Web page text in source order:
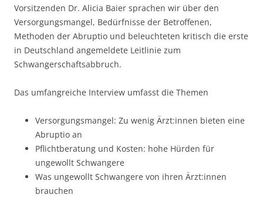
Vorsitzenden Dr. Alicia Baier sprachen wir über den
Versorgungsmangel, Bedürfnisse der Betroffenen,
Methoden der Abruptio und beleuchteten kritisch die erste
in Deutschland angemeldete Leitlinie zum
Schwangerschaftsabbruch.
Das umfangreiche Interview umfasst die Themen
Versorgungsmangel: Zu wenig Ärzt:innen bieten eine
Abruptio an
Pflichtberatung und Kosten: hohe Hürden für
ungewollt Schwangere
Was ungewollt Schwangere von ihren Ärzt:innen
brauchen